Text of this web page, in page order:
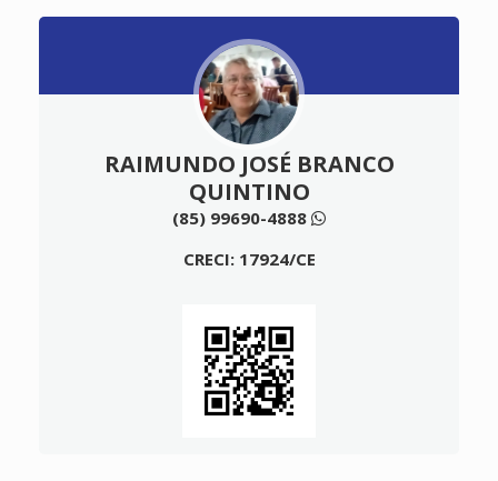
RAIMUNDO JOSÉ BRANCO
QUINTINO
(85) 99690-4888
CRECI: 17924/CE